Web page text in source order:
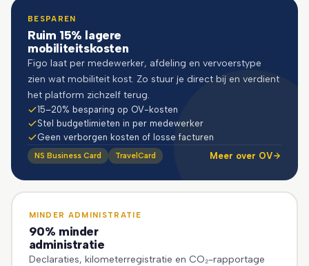
BESPAREN
Ruim 15% lagere
mobiliteitskosten
Figo laat per medewerker, afdeling en vervoerstype
zien wat mobiliteit kost. Zo stuur je direct bij en verdient
het platform zichzelf terug.
15–20% besparing op OV-kosten
Stel budgetlimieten in per medewerker
Geen verborgen kosten of losse facturen
NS Business Card TravelCard Meer over OV
MINDER ADMINISTRATIE
90% minder
administratie
Declaraties, kilometerregistratie en CO₂-rapportage